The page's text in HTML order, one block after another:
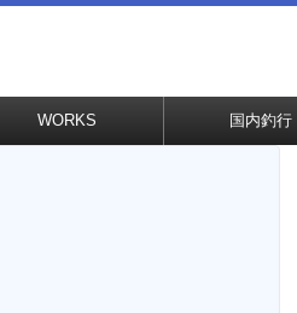
WORKS 国内釣行